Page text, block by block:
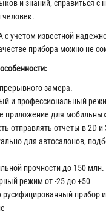
и знаний, справиться с
с учетом известной
прибора можно не
замера.
и профессиональный
приложение для мобильных
отправлять отчеты в 2D и
для автосалонов,
прочности до 150
режим от -25 до +50
русифицированный прибор